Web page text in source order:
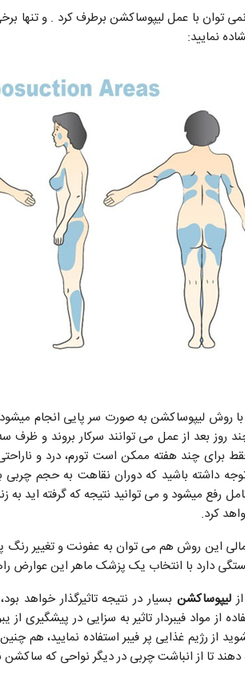
توان با عمل لیپوساکشن برطرف کرد . و تنها
نمایید:
با روش لیپوساکشن به صورت سر پایی انجام
روز بعد از عمل می توانند سرکار بروند و ظرف
برای چند هفته ممکن است تورم، درد و
توجه داشته باشید که دوران نقاهت به حجم
به طور کامل رفع میشود و می توانید نتیجه که
کرد.
این روش هم می توان به عفونت و تغییر رنگ
دارد با انتخاب یک پزشک ماهر این عوارض
لیپوساکشن بسیار در نتیجه تاثیرگذار خواهد
از مواد فیبردار تاثیر به سزایی در پیشگیری
از رژیم غذایی پر فیبر استفاده نمایید، هم
دهند تا از انباشت چربی در دیگر نواحی که